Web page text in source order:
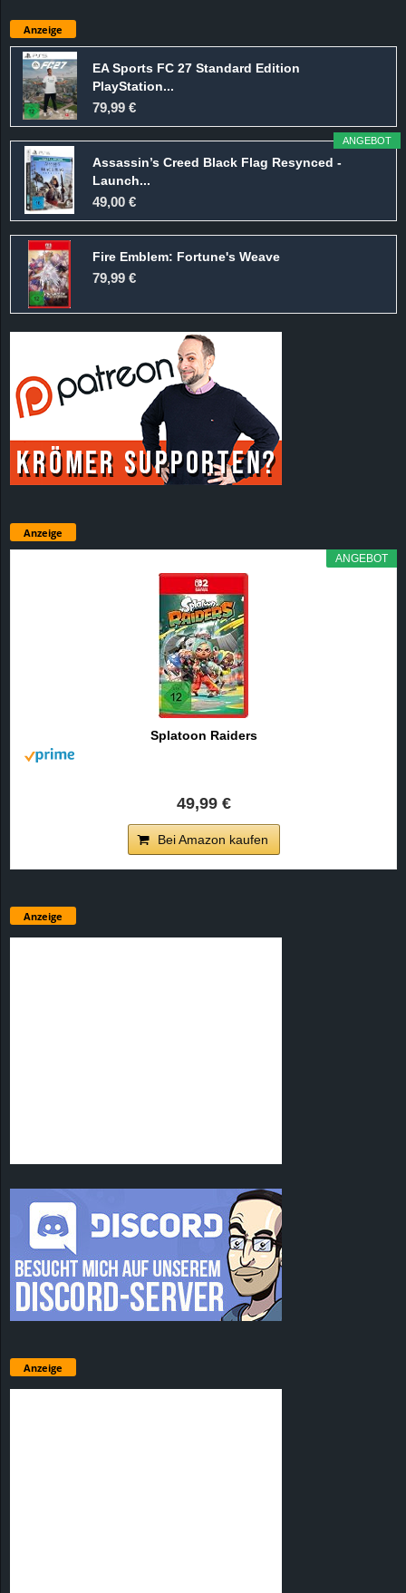
Anzeige
EA Sports FC 27 Standard Edition
PlayStation...
79,99 €
ANGEBOT
Assassin’s Creed Black Flag Resynced -
Launch...
49,00 €
Fire Emblem: Fortune's Weave
79,99 €
Anzeige
ANGEBOT
Splatoon Raiders
49,99 €
Bei Amazon kaufen
Anzeige
Anzeige